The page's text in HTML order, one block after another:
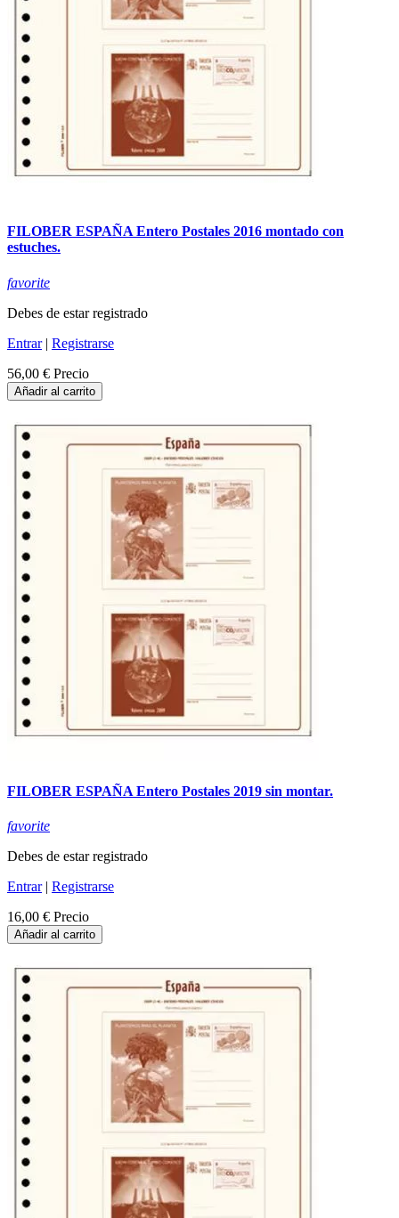
FILOBER ESPAÑA Entero Postales 2016 montado con
estuches.
favorite
Debes de estar registrado
Entrar| Registrarse
56,00 € Precio
Añadir al carrito
FILOBER ESPAÑA Entero Postales 2019 sin montar.
favorite
Debes de estar registrado
Entrar| Registrarse
16,00 € Precio
Añadir al carrito